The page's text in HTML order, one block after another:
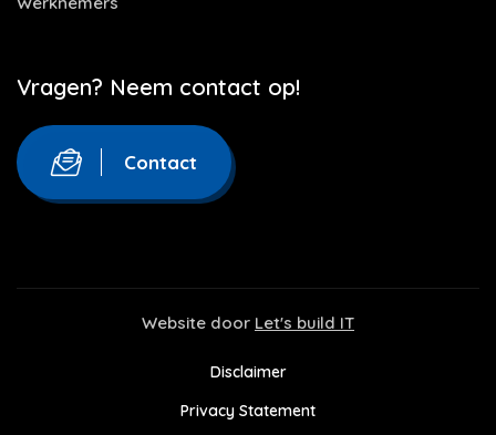
Vragen? Neem contact op!
Contact
Website door Let's build IT
Disclaimer
Privacy Statement